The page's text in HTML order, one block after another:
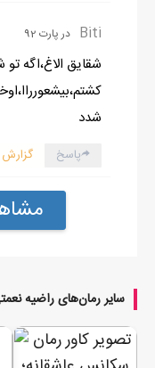
Biti در پارت 92
شقایق الاغ،اگه
شدد
پاسخ
مشاهده
سایر رمان‌های راضیه